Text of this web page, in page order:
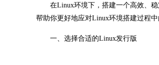
在Linux环境下，搭建一个高效、稳
帮助你更好地应对Linux环境搭建过程中
一、选择合适的Linux发行版